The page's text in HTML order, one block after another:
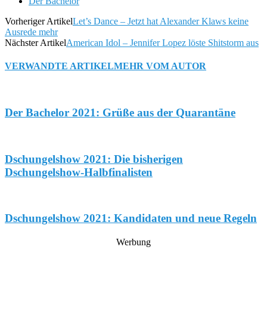
Vorheriger ArtikelLet’s Dance – Jetzt hat Alexander Klaws keine
Ausrede mehr
Nächster ArtikelAmerican Idol – Jennifer Lopez löste Shitstorm aus
VERWANDTE ARTIKELMEHR VOM AUTOR
Der Bachelor 2021: Grüße aus der Quarantäne
Dschungelshow 2021: Die bisherigen
Dschungelshow-Halbfinalisten
Dschungelshow 2021: Kandidaten und neue Regeln
Werbung